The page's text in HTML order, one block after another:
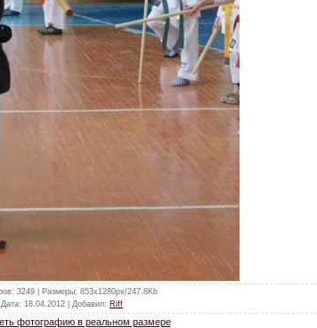
: 3249 | Размеры: 853x1280px/247.8Kb
Дата: 18.04.2012 | Добавил: Riff
фотографию в реальном размере